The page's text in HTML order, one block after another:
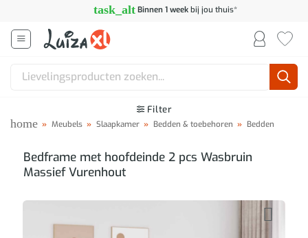
inhoud
task_alt Binnen 1 weekbij jou thuis*
Zoeken
Filter
home » Meubels » Slaapkamer » Bedden & toebehoren » Bedden
Bedframe met hoofdeinde 2 pcs Wasbruin
Massief Vurenhout